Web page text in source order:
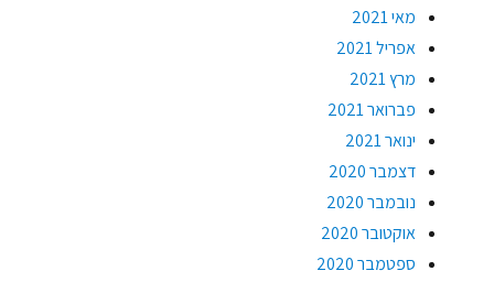
מאי 2021
אפריל 2021
מרץ 2021
פברואר 2021
ינואר 2021
דצמבר 2020
נובמבר 2020
אוקטובר 2020
ספטמבר 2020